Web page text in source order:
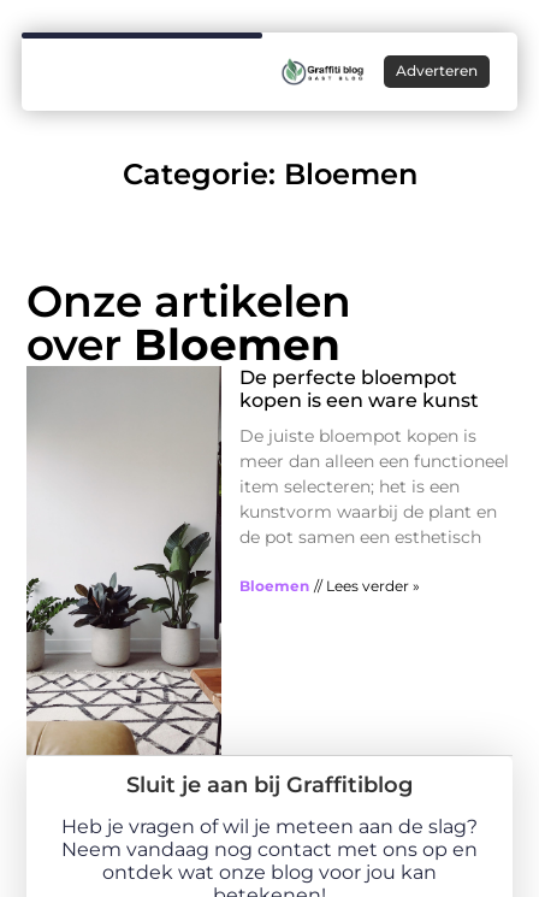
Adverteren
Categorie: Bloemen
Onze artikelen
over Bloemen
De perfecte bloempot
kopen is een ware kunst
De juiste bloempot kopen is
meer dan alleen een functioneel
item selecteren; het is een
kunstvorm waarbij de plant en
de pot samen een esthetisch
Bloemen // Lees verder »
Sluit je aan bij Graffitiblog
Heb je vragen of wil je meteen aan de slag?
Neem vandaag nog contact met ons op en
ontdek wat onze blog voor jou kan